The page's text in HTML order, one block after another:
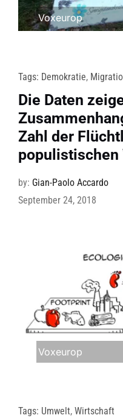
Voxeurop
Tags: Demokratie,
Die Daten
Zahl der
populistischen
by: Gian-Paolo Accardo
September 24, 2018
Voxeurop
Tags: Umwelt, Wirtschaft